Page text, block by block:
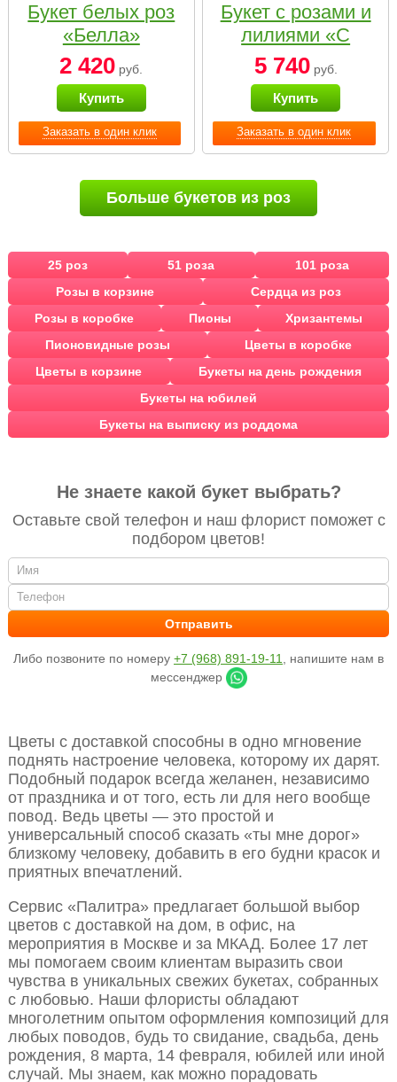
Заказать в один клик
Букет белых роз
«Белла»
2 420 руб.
Купить
Заказать в один клик
Букет с розами и
лилиями «С
наилучшими
пожеланиями»
5 740руб.
Купить
Больше букетов из роз
25 роз 51 роза
101 роза
Розы в корзине
Сердца из роз
Розы в коробке
Пионы
Хризантемы
Пионовидные розы
Цветы в коробке
Цветы в корзине
Букеты на день рождения
Букеты на юбилей
Букеты на выписку из роддома
Не знаете какой букет выбрать?
Оставьте свой телефон и наш флорист поможет с
подбором цветов!
Либо позвоните по номеру +7 (968) 891-19-11
, напишите нам в
мессенджер
Цветы с доставкой способны в одно мгновение
поднять настроение человека, которому их дарят.
Подобный подарок всегда желанен, независимо
от праздника и от того, есть ли для него вообще
повод. Ведь цветы — это простой и
универсальный способ сказать «ты мне дорог»
близкому человеку, добавить в его будни красок и
приятных впечатлений.
Сервис «Палитра» предлагает большой выбор
цветов с доставкой на дом, в офис, на
мероприятия в Москве и за МКАД. Более 17 лет
мы помогаем своим клиентам выразить свои
чувства в уникальных свежих букетах, собранных
с любовью. Наши флористы обладают
многолетним опытом оформления композиций для
любых поводов, будь то свидание, свадьба, день
рождения, 8 марта, 14 февраля, юбилей или иной
случай. Мы знаем, как можно порадовать